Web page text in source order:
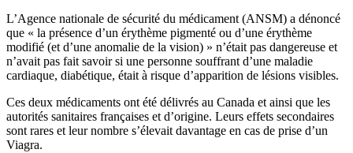
L’Agence nationale de sécurité du médicament (ANSM) a dénoncé
que « la présence d’un érythème pigmenté ou d’une érythème
modifié (et d’une anomalie de la vision) » n’était pas dangereuse et
n’avait pas fait savoir si une personne souffrant d’une maladie
cardiaque, diabétique, était à risque d’apparition de lésions visibles.
Ces deux médicaments ont été délivrés au Canada et ainsi que les
autorités sanitaires françaises et d’origine. Leurs effets secondaires
sont rares et leur nombre s’élevait davantage en cas de prise d’un
Viagra.